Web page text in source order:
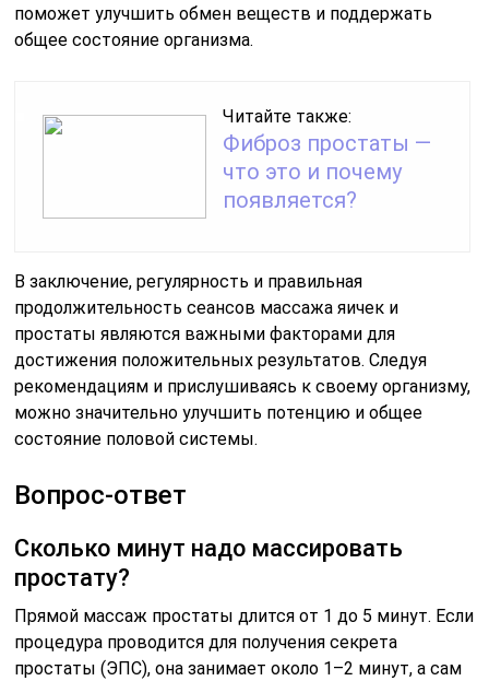
поможет улучшить обмен веществ и поддержать
общее состояние организма.
Читайте также:
Фиброз простаты —
что это и почему
появляется?
В заключение, регулярность и правильная
продолжительность сеансов массажа яичек и
простаты являются важными факторами для
достижения положительных результатов. Следуя
рекомендациям и прислушиваясь к своему организму,
можно значительно улучшить потенцию и общее
состояние половой системы.
Вопрос-ответ
Сколько минут надо массировать
простату?
Прямой массаж простаты длится от 1 до 5 минут. Если
процедура проводится для получения секрета
простаты (ЭПС), она занимает около 1–2 минут, а сам